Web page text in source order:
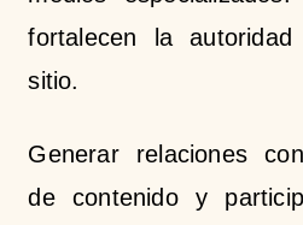
fortalecen la
sitio.
Generar relaciones
de contenido y